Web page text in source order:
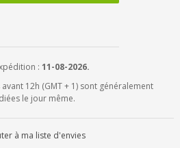
: 11-08-2026.
12h (GMT + 1) sont généralement
le jour même.
à ma liste d'envies